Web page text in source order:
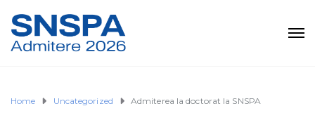
Home Uncategorized Admiterea la doctorat la SNSPA